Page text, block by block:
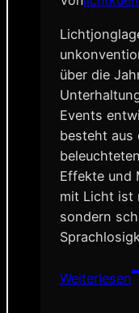
über die
Events
besteht aus
Effekte und
mit Licht ist
sondern
Weiterlesen
ist